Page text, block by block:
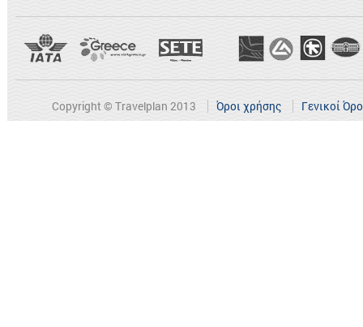
Copyright © Travelplan 2013 Όροι χρήσης Γενικοί